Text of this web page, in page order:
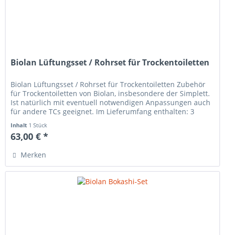
Biolan Lüftungsset / Rohrset für Trockentoiletten
Biolan Lüftungsset / Rohrset für Trockentoiletten Zubehör
für Trockentoiletten von Biolan, insbesondere der Simplett.
Ist natürlich mit eventuell notwendigen Anpassungen auch
für andere TCs geeignet. Im Lieferumfang enthalten: 3
Inhalt 1 Stück
63,00 € *
Merken